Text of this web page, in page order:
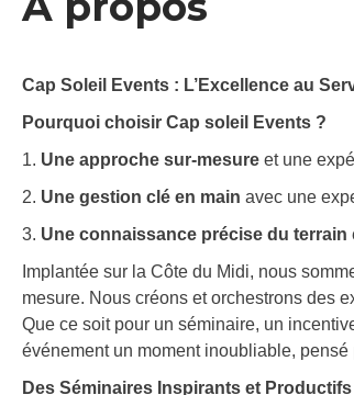
Cap Soleil Events : L’Excellence au
Pourquoi choisir Cap soleil Events ?
1. Une approche sur-mesure et une
2. Une gestion clé en main avec une
3. Une connaissance précise du terrain
Implantée sur la Côte du Midi, nous
mesure. Nous créons et orchestrons des
Que ce soit pour un séminaire, un
événement un moment inoubliable,
Des Séminaires Inspirants et Productifs